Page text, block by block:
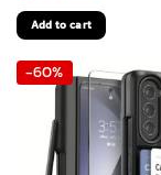
price
was:
590 ฿.
price
is:
190 ฿.
Add to cart
-60%